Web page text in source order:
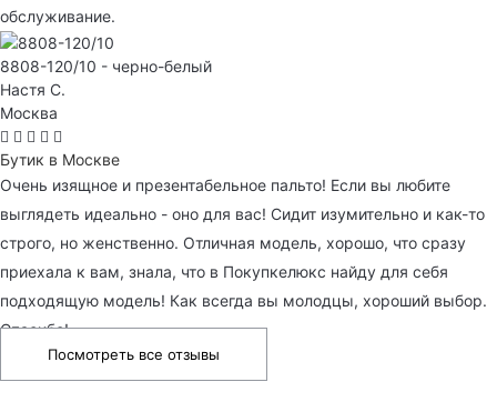
обслуживание.
8808-120/10 - черно-белый
Настя С.
Москва
Бутик в Москве
Очень изящное и презентабельное пальто! Если вы любите
выглядеть идеально - оно для вас! Сидит изумительно и как-то
строго, но женственно. Отличная модель, хорошо, что сразу
приехала к вам, знала, что в Покупкелюкс найду для себя
подходящую модель! Как всегда вы молодцы, хороший выбор.
Спасибо!
Посмотреть все отзывы